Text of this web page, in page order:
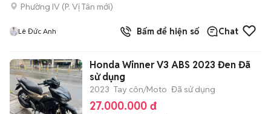
Phường IV (P. Vị Tân mới)
Lê Đức Anh Bấm để hiện số Chat
Honda Winner V3 ABS 2023 Đen Đã
sử dụng
2023 Tay côn/Moto Đã sử dụng
27.000.000 đ